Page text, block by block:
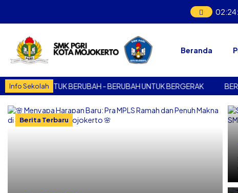
02:24:
Beranda
Info Sekolah
UNTUK BERUBAH - BERUBAH UNTUK BERGERAK
Berita Terbaru